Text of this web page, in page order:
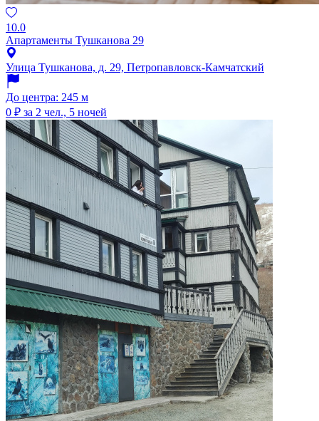
10.0
Апартаменты Тушканова 29
Улица Тушканова, д. 29, Петропавловск-Камчатский
До центра: 245 м
0 ₽ за 2 чел., 5 ночей